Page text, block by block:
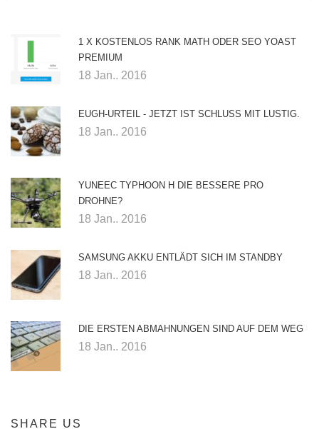
1 X KOSTENLOS RANK MATH ODER SEO YOAST
PREMIUM
18 Jan.. 2016
EUGH-URTEIL - JETZT IST SCHLUSS MIT LUSTIG.
18 Jan.. 2016
YUNEEC TYPHOON H DIE BESSERE PRO
DROHNE?
18 Jan.. 2016
SAMSUNG AKKU ENTLÄDT SICH IM STANDBY
18 Jan.. 2016
DIE ERSTEN ABMAHNUNGEN SIND AUF DEM WEG
18 Jan.. 2016
SHARE US